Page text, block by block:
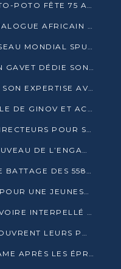
L’ÉCOLE DE PEINTURE DE POTO-POTO FÊTE 75 ANS AU SERVICE DE L’ART CONGOLAIS
BRAZZAVILLE AU CŒUR DU DIALOGUE AFRICAIN SUR LES OBJECTIFS DE DÉVELOPPEMENT DURABLE
RUDE NGOMA INTÈGRE LE RÉSEAU MONDIAL SPUTNIK PRO APRÈS UNE FORMATION À MOSCOU
LUMIÈRES DU CONGO : DESTIN GAVET DÉDIE SON PRIX À L’UNITÉ NATIONALE ET À LA JEUNESSE
CONGO TERMINAL RENFORCE SON EXPERTISE AVEC NEUF NOUVEAUX FORMATEURS EN ENGINS PORTUAIRES
L’ARCHER PREND LE CONTRÔLE DE GINOV ET ACCÉLÈRE SON VIRAGE NUMÉRIQUE
LA BEAC ABAISSE SES TAUX DIRECTEURS POUR SOUTENIR LA CROISSANCE EN ZONE CEMAC
LE RUNR APPELLE À UN RENOUVEAU DE L’ENGAGEMENT MILITANT
CONGO TERMINAL FINALISE LE BATTAGE DES 558 PIEUX DU FUTUR QUAI DU MÔLE EST
MBOKA PROPRE ET PADJ 2.0 POUR UNE JEUNESSE PLUS AUTONOME
UN TRAFIQUANT PRÉSUMÉ D’IVOIRE INTERPELLÉ À DOLISIE
LES ENTREPRISES CHINOISES OUVRENT LEURS PORTES AUX JEUNES DIPLÔMÉS
SIBITI : 6 MORTS DANS UN DRAME APRÈS LES ÉPREUVES DU BEPC